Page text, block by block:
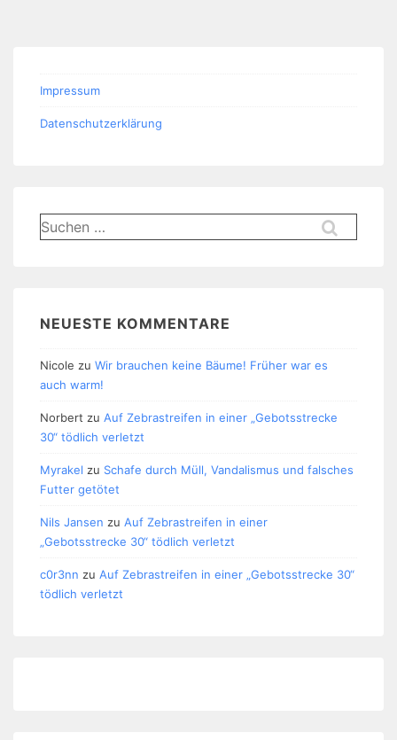
Impressum
Datenschutzerklärung
Suchen
nach:
NEUESTE KOMMENTARE
Nicole zu Wir brauchen keine Bäume! Früher war es
auch warm!
Norbert zu Auf Zebrastreifen in einer „Gebotsstrecke
30“ tödlich verletzt
Myrakel zu Schafe durch Müll, Vandalismus und falsches
Futter getötet
Nils Jansen zu Auf Zebrastreifen in einer
„Gebotsstrecke 30“ tödlich verletzt
c0r3nn zu Auf Zebrastreifen in einer „Gebotsstrecke 30“
tödlich verletzt